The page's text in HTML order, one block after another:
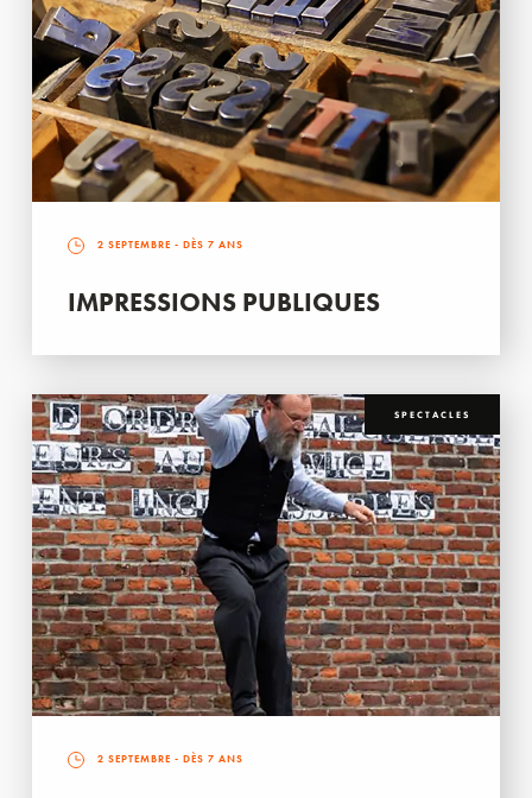
2 SEPTEMBRE - DÈS 7 ANS
IMPRESSIONS PUBLIQUES
SPECTACLES
2 SEPTEMBRE - DÈS 7 ANS